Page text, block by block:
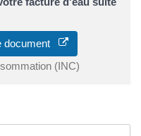
document
(INC)